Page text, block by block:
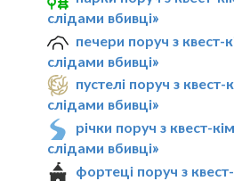
слідами вбивці»
печери поруч з
слідами вбивці»
пустелі поруч з
слідами вбивці»
річки поруч з квест-
слідами вбивці»
фортеці поруч з